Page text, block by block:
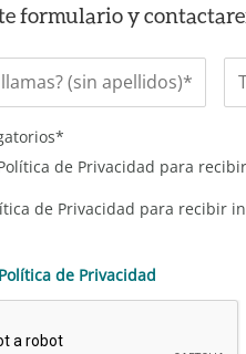
formulario y
de Privacidad para
de Privacidad para recibir
Política de Privacidad